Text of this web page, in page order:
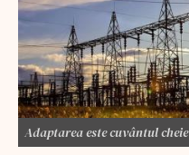
Adaptarea este cuvântul cheie